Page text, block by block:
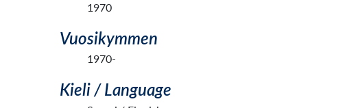
1970
Vuosikymmen
1970-
Kieli / Language